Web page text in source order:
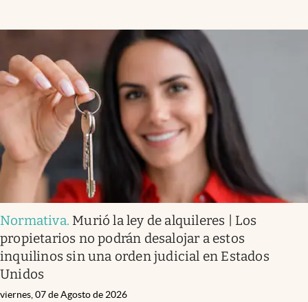
Normativa. Murió la ley de alquileres | Los
propietarios no podrán desalojar a estos
inquilinos sin una orden judicial en Estados
Unidos
viernes, 07 de Agosto de 2026